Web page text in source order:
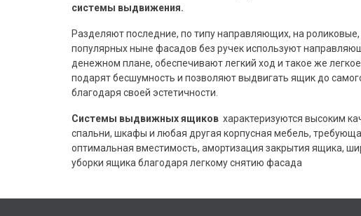
системы выдвижения.
Разделяют последние, по типу направляющих, на
популярных ныне фасадов без ручек используют
денежном плане, обеспечивают легкий ход и такое же
подарят бесшумность и позволяют выдвигать ящик до
благодаря своей эстетичности.
Системы выдвижных ящиков характеризуются высоким
спальни, шкафы и любая другая корпусная мебель,
оптимальная вместимость, амортизация закрытия ящика,
уборки ящика благодаря легкому снятию фасада